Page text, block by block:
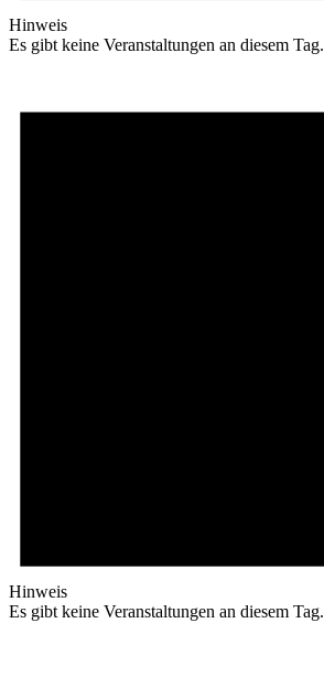
Hinweis
Es gibt keine Veranstaltungen an diesem Tag.
Hinweis
Es gibt keine Veranstaltungen an diesem Tag.